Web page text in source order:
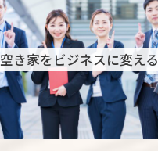
空き家をビジネスに変える